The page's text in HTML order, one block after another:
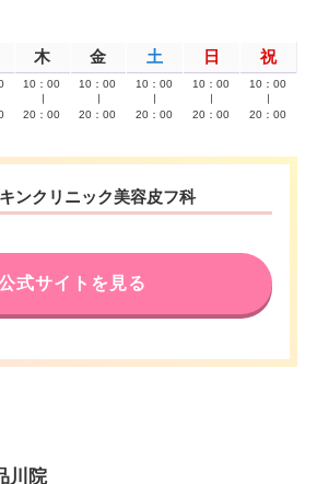
木 金 土 日 祝
10：00
20：00
10：00
20：00
10：00
20：00
10：00
20：00
10：00
20：00
ンクリニック美容皮フ科
式サイトを見る
川院